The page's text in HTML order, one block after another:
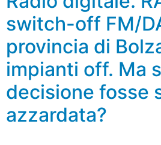
switch-off FM/
provincia di
impianti off. Ma
decisione fosse
azzardata?